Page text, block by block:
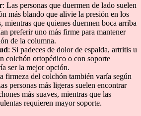
: Las personas que duermen de lado suelen
más blando que alivie la presión en los
mientras que quienes duermen boca arriba
preferir uno más firme para mantener
de la columna.
: Si padeces de dolor de espalda, artritis u
colchón ortopédico o con soporte
ser la mejor opción.
firmeza del colchón también varía según
personas más ligeras suelen encontrar
más suaves, mientras que las
requieren mayor soporte.